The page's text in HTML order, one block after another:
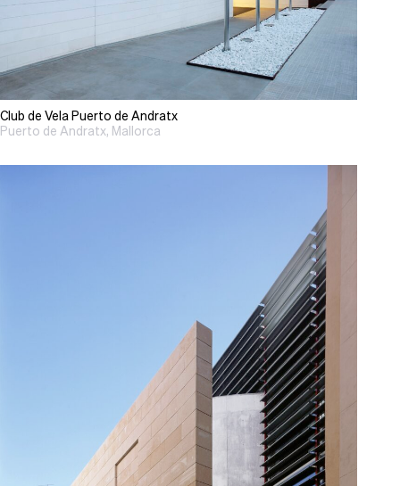
Club de Vela Puerto de Andratx
Puerto de Andratx, Mallorca